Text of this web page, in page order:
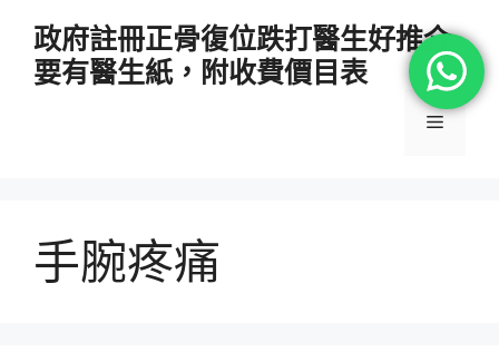
政府註冊正骨復位跌打醫生好推介
要有醫生紙，附收費價目表
選
手腕疼痛